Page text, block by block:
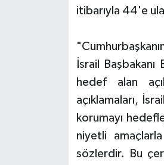
itibarıyla 44'e
İsrail
hedef alan
açıklamaları,
korumayı
niyetli
sözlerdir. Bu